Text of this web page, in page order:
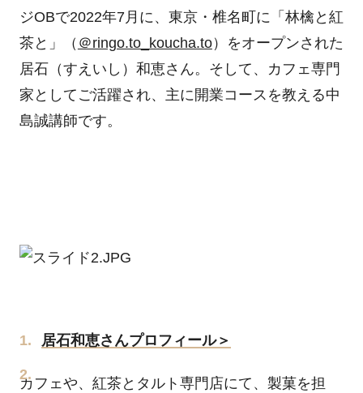
ジOBで2022年7月に、東京・椎名町に「林檎と紅
茶と」（ ＠ringo.to_koucha.to）をオープンされた
居石（すえいし）和恵さん。そして、カフェ専門
家としてご活躍され、主に開業コースを教える中
島誠講師です。
居石和恵さんプロフィール＞
カフェや、紅茶とタルト専門店にて、製菓を担